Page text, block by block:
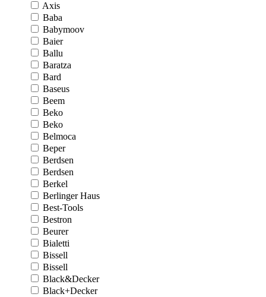
Axis
Baba
Babymoov
Baier
Ballu
Baratza
Bard
Baseus
Beem
Beko
Beko
Belmoca
Beper
Berdsen
Berdsen
Berkel
Berlinger Haus
Best-Tools
Bestron
Beurer
Bialetti
Bissell
Bissell
Black&Decker
Black+Decker